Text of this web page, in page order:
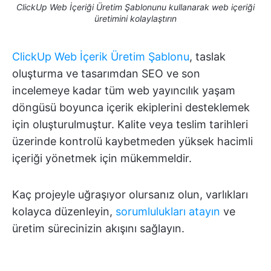
ClickUp Web İçeriği Üretim Şablonunu kullanarak web içeriği
üretimini kolaylaştırın
ClickUp Web İçerik Üretim Şablonu, taslak
oluşturma ve tasarımdan SEO ve son
incelemeye kadar tüm web yayıncılık yaşam
döngüsü boyunca içerik ekiplerini desteklemek
için oluşturulmuştur. Kalite veya teslim tarihleri
üzerinde kontrolü kaybetmeden yüksek hacimli
içeriği yönetmek için mükemmeldir.
Kaç projeyle uğraşıyor olursanız olun, varlıkları
kolayca düzenleyin, sorumlulukları atayın ve
üretim sürecinizin akışını sağlayın.